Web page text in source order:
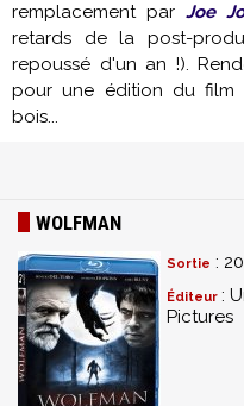
remplacement parJoe
retards de la post-
repoussé d'un an !).
pour une édition du film
bois...
WOLFMAN
Sortie :
Éditeur :
Pictures